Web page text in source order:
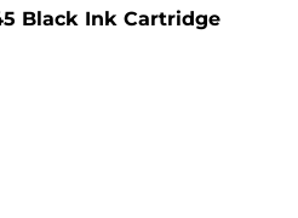
Black Ink Cartridge